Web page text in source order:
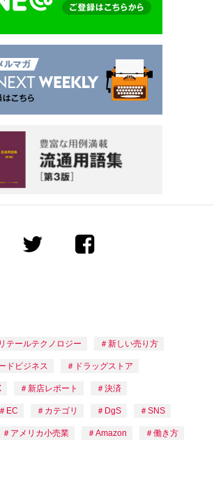
リテールテクノロジー 新しい売り方
ドビジネス ドラッグストア
新店レポート 決済
EC カテゴリ DgS SNS
アメリカ小売業 Amazon 働き方